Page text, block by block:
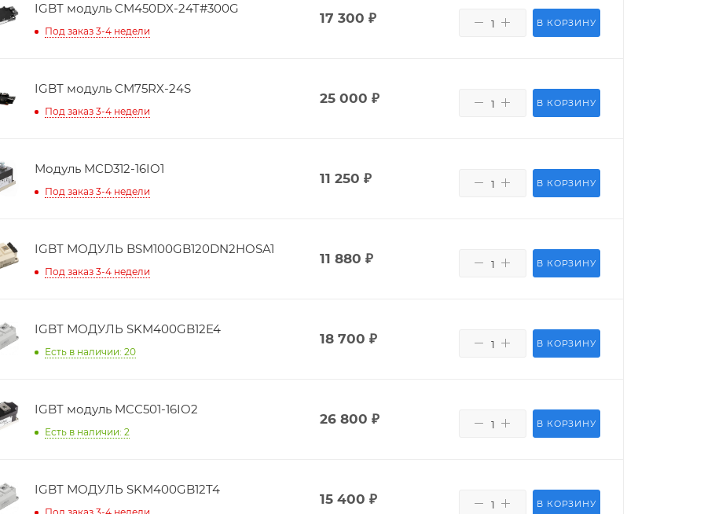
IGBT модуль CM450DX-24T#300G
Под заказ 3-4 недели
17 300 ₽ В КОРЗИНУ
IGBT модуль CM75RX-24S
Под заказ 3-4 недели
25 000 ₽ В КОРЗИНУ
Модуль MCD312-16IO1
Под заказ 3-4 недели
11 250 ₽ В КОРЗИНУ
IGBT МОДУЛЬ BSM100GB120DN2HOSA1
Под заказ 3-4 недели
11 880 ₽ В КОРЗИНУ
IGBT МОДУЛЬ SKM400GB12E4
Есть в наличии: 20
18 700 ₽ В КОРЗИНУ
IGBT модуль MCC501-16IO2
Есть в наличии: 2
26 800 ₽ В КОРЗИНУ
IGBT МОДУЛЬ SKM400GB12T4
15 400 ₽ В КОРЗИНУ